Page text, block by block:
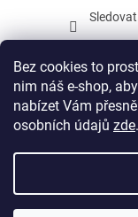
Bez cookies to
nim náš e-shop,
nabízet Vám
osobních údajů zde.
Facebook